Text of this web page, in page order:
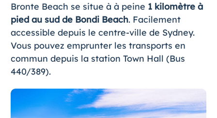
Bronte Beach se situe à à peine 1 kilomètre à
pied au sud de Bondi Beach. Facilement
accessible depuis le centre-ville de Sydney.
Vous pouvez emprunter les transports en
commun depuis la station Town Hall (Bus
440/389).